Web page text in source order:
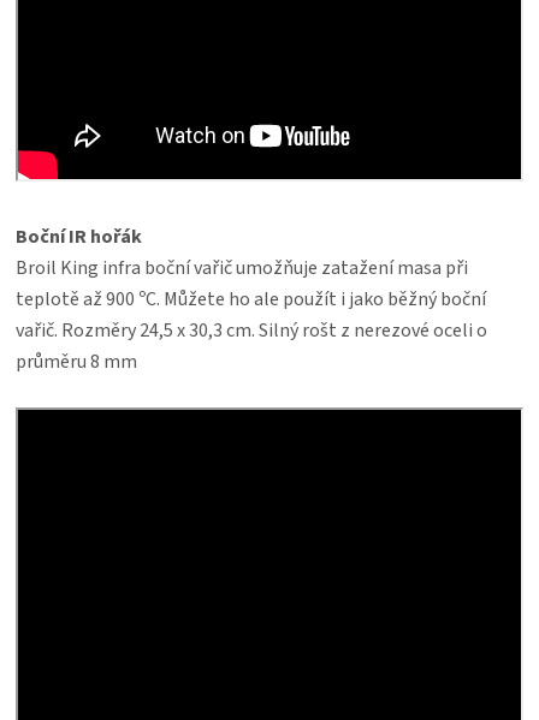
Boční IR hořák
Broil King infra boční vařič umožňuje zatažení masa při
teplotě až 900 ºC. Můžete ho ale použít i jako běžný boční
vařič. Rozměry 24,5 x 30,3 cm. Silný rošt z nerezové oceli o
průměru 8 mm